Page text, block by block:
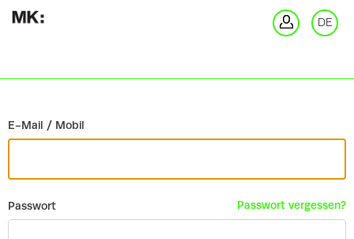
DE
E-Mail / Mobil
Passwort Passwort vergessen?